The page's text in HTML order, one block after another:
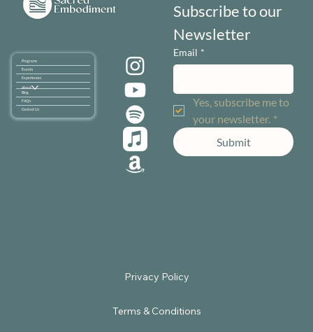
Programs
Events
Experiences
About
Blog
FAQ's
Contact Us
Subscribe to our
Newsletter
Email *
Yes, subscribe me to
your newsletter. *
Submit
Terms & Conditions